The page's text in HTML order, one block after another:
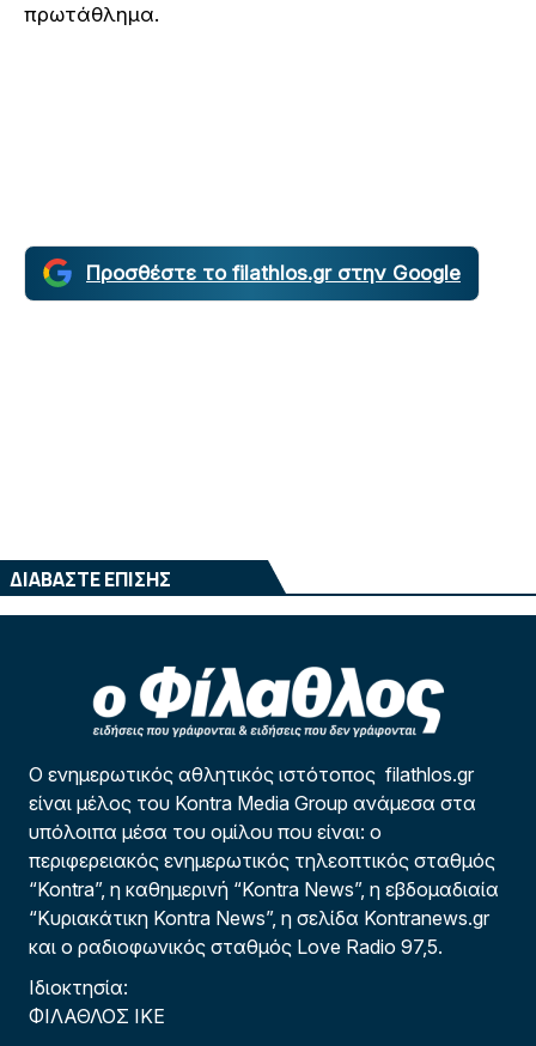
πρωτάθλημα.
Προσθέστε το filathlos.gr στην Google
ΔΙΑΒΑΣΤΕ ΕΠΙΣΗΣ
Ο ενημερωτικός αθλητικός ιστότοπος filathlos.gr
είναι μέλος του Kontra Media Group ανάμεσα στα
υπόλοιπα μέσα του ομίλου που είναι: ο
περιφερειακός ενημερωτικός τηλεοπτικός σταθμός
“Kontra”, η καθημερινή “Kontra News”, η εβδομαδιαία
“Κυριακάτικη Kontra News”, η σελίδα Kontranews.gr
και ο ραδιοφωνικός σταθμός Love Radio 97,5.
Ιδιοκτησία:
ΦΙΛΑΘΛΟΣ ΙΚΕ